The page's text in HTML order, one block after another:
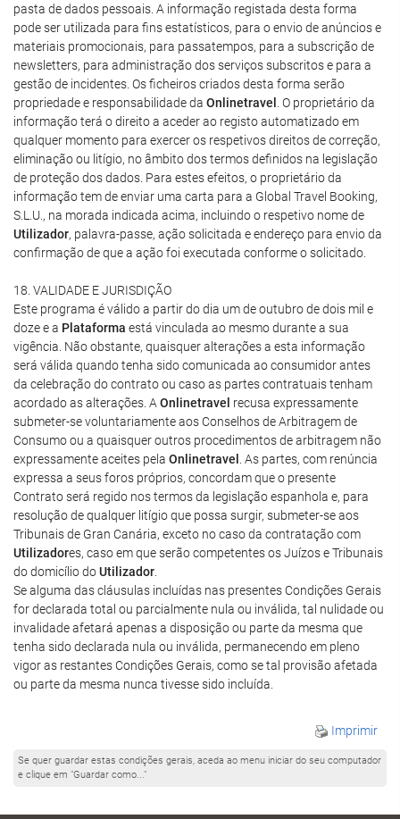
pasta de dados pessoais. A informação registada desta forma
pode ser utilizada para fins estatísticos, para o envio de anúncios e
materiais promocionais, para passatempos, para a subscrição de
newsletters, para administração dos serviços subscritos e para a
gestão de incidentes. Os ficheiros criados desta forma serão
propriedade e responsabilidade da Onlinetravel
. O proprietário da
informação terá o direito a aceder ao registo automatizado em
qualquer momento para exercer os respetivos direitos de correção,
eliminação ou litígio, no âmbito dos termos definidos na legislação
de proteção dos dados. Para estes efeitos, o proprietário da
informação tem de enviar uma carta para a Global Travel Booking,
S.L.U., na morada indicada acima, incluindo o respetivo nome de
Utilizador, palavra-passe, ação solicitada e endereço para envio da
confirmação de que a ação foi executada conforme o solicitado.
18. VALIDADE E JURISDIÇÃO
Este programa é válido a partir do dia um de outubro de dois mil e
doze e a Plataforma está vinculada ao mesmo durante a sua
vigência. Não obstante, quaisquer alterações a esta informação
será válida quando tenha sido comunicada ao consumidor antes
da celebração do contrato ou caso as partes contratuais tenham
acordado as alterações. A Onlinetravel recusa expressamente
submeter-se voluntariamente aos Conselhos de Arbitragem de
Consumo ou a quaisquer outros procedimentos de arbitragem não
expressamente aceites pela Onlinetravel
. As partes, com renúncia
expressa a seus foros próprios, concordam que o presente
Contrato será regido nos termos da legislação espanhola e, para
resolução de qualquer litígio que possa surgir, submeter-se aos
Tribunais de Gran Canária, exceto no caso da contratação com
Utilizadores, caso em que serão competentes os Juízos e Tribunais
do domicílio doUtilizador
Se alguma das cláusulas incluídas nas presentes Condições Gerais
for declarada total ou parcialmente nula ou inválida, tal nulidade ou
invalidade afetará apenas a disposição ou parte da mesma que
tenha sido declarada nula ou inválida, permanecendo em pleno
vigor as restantes Condições Gerais, como se tal provisão afetada
ou parte da mesma nunca tivesse sido incluída.
Imprimir
Se quer guardar estas condições gerais, aceda ao menu iniciar do seu computador
e clique em "Guardar como..."